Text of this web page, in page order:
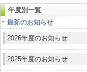
年度別一覧
最新のお知らせ
2026年度のお知らせ
2025年度のお知らせ